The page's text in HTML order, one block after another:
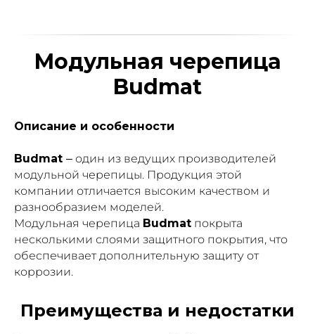
Модульная черепица
Budmat
Описание и особенности
Budmat – один из ведущих производителей
модульной черепицы. Продукция этой
компании отличается высоким качеством и
разнообразием моделей.
Модульная черепица Budmat покрыта
несколькими слоями защитного покрытия, что
обеспечивает дополнительную защиту от
коррозии.
Преимущества и недостатки